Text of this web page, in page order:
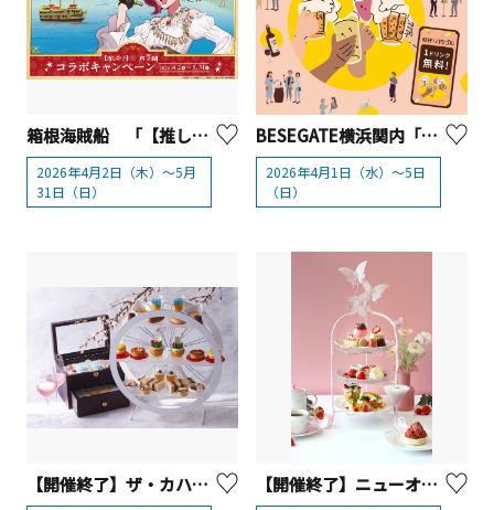
箱根海賊船 「【推しの子】×芦ノ湖」コラボイベント
2026年4月2日（木）～5月
31日（日）
BESEGATE横浜関内「乾杯！ハシゴ札」
2026年4月1日（水）～5日
（日）
【開催終了】ザ・カハラ・ホテル＆リゾート 横浜「ハワイアンスプリングアフタヌーンティー」 【開催終了】ニューオータニイン横浜プレミアム 「アフタヌーンティー」